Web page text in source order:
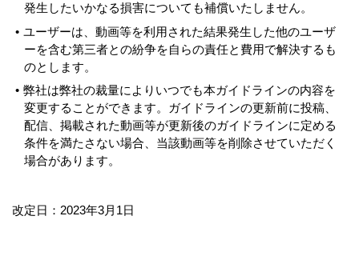
発生したいかなる損害についても補償いたしません。
ユーザーは、動画等を利用された結果発生した他のユーザ
ーを含む第三者との紛争を自らの責任と費用で解決するも
のとします。
弊社は弊社の裁量によりいつでも本ガイドラインの内容を
変更することができます。ガイドラインの更新前に投稿、
配信、掲載された動画等が更新後のガイドラインに定める
条件を満たさない場合、当該動画等を削除させていただく
場合があります。
改定日：2023年3月1日